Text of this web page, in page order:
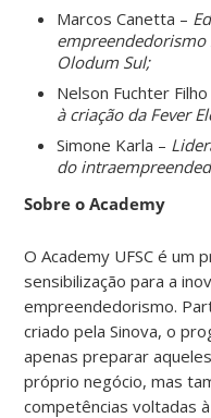
Marcos Canetta –
empreendedorismo
Olodum Sul;
Nelson Fuchter Filho
à criação da Fever
Simone Karla –
do
Sobre o Academy
O Academy UFSC é um
sensibilização para a
empreendedorismo.
criado pela Sinova, o
apenas preparar
próprio negócio, mas
competências voltadas